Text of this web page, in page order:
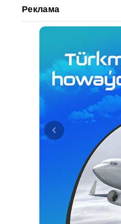
Реклама